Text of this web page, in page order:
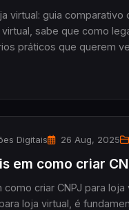
virtual: guia
sabe que como
práticos que querem
Digitais 26 Aug, 2025
em como criar
como criar CNPJ para
loja virtual, é